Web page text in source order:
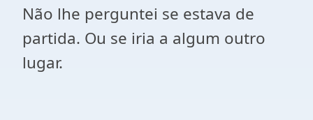
Não lhe perguntei se estava de
partida. Ou se iria a algum outro
lugar.